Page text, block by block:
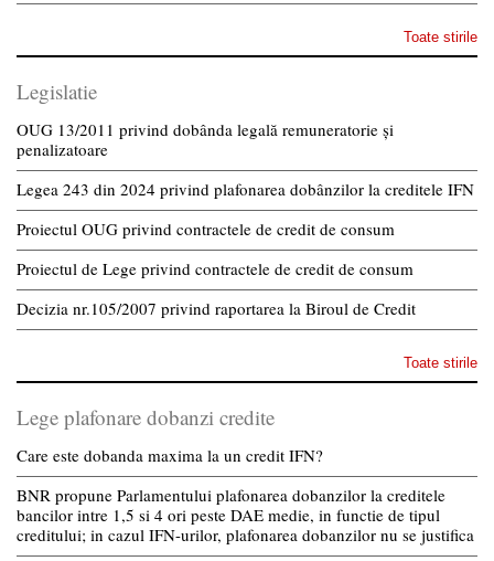
Toate stirile
Legislatie
OUG 13/2011 privind dobânda legală remuneratorie și
penalizatoare
Legea 243 din 2024 privind plafonarea dobânzilor la creditele IFN
Proiectul OUG privind contractele de credit de consum
Proiectul de Lege privind contractele de credit de consum
Decizia nr.105/2007 privind raportarea la Biroul de Credit
Toate stirile
Lege plafonare dobanzi credite
Care este dobanda maxima la un credit IFN?
BNR propune Parlamentului plafonarea dobanzilor la creditele
bancilor intre 1,5 si 4 ori peste DAE medie, in functie de tipul
creditului; in cazul IFN-urilor, plafonarea dobanzilor nu se justifica